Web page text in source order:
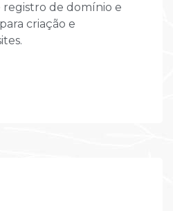
registro de domínio e
criação e